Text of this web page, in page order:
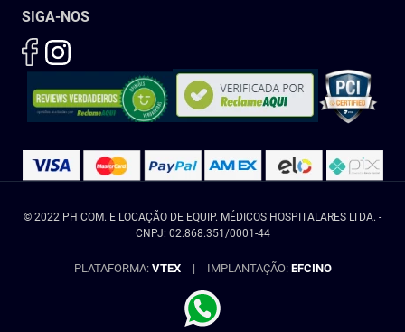
SIGA-NOS
© 2022 PH COM. E LOCAÇÃO DE EQUIP. MÉDICOS HOSPITALARES LTDA. -
CNPJ: 02.868.351/0001-44
PLATAFORMA: VTEX | IMPLANTAÇÃO: EFCINO